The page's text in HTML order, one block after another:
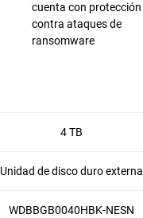
cuenta con protección
contra ataques de
ransomware
4 TB
Unidad de disco duro externa
WDBBGB0040HBK-NESN